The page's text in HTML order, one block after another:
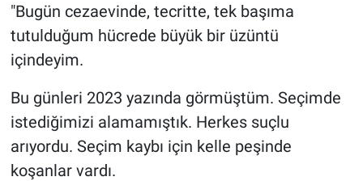
"Bugün cezaevinde, tecritte, tek başıma
tutulduğum hücrede büyük bir üzüntü
içindeyim.
Bu günleri 2023 yazında görmüştüm. Seçimde
istediğimizi alamamıştık. Herkes suçlu
arıyordu. Seçim kaybı için kelle peşinde
koşanlar vardı.